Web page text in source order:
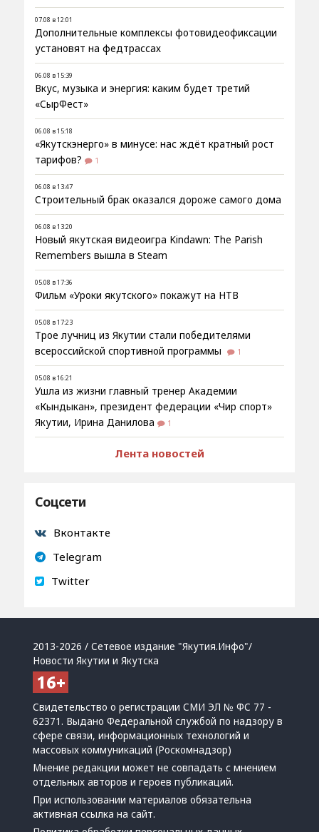
07.08 в 12:01
Дополнительные комплексы фотовидеофиксации
установят на федтрассах
06.08 в 15:39
Вкус, музыка и энергия: каким будет третий
«СырФест»
06.08 в 15:18
«Якутскэнерго» в минусе: нас ждёт кратный рост
тарифов?
1
06.08 в 13:47
Строительный брак оказался дороже самого дома
06.08 в 13:20
Новый якутская видеоигра Kindawn: The Parish
Remembers вышла в Steam
05.08 в 17:36
Фильм «Уроки якутского» покажут на НТВ
05.08 в 17:23
Трое лучниц из Якутии стали победителями
всероссийской спортивной программы
1
05.08 в 16:21
Ушла из жизни главный тренер Академии
«Кындыкан», президент федерации «Чир спорт»
Якутии, Ирина Данилова
1
Лента новостей
Соцсети
Вконтакте
Telegram
Twitter
2013-2026 / Сетевое издание "Якутия.Инфо"/
Новости Якутии и Якутска
Свидетельство о регистрации СМИ ЭЛ № ФС 77 -
62371. Выдано Федеральной службой по надзору в
сфере связи, информационных технологий и
массовых коммуникаций (Роскомнадзор)
Мнение редакции может не совпадать с мнением
отдельных авторов и героев публикаций.
При использовании материалов обязательна
активная ссылка на сайт.